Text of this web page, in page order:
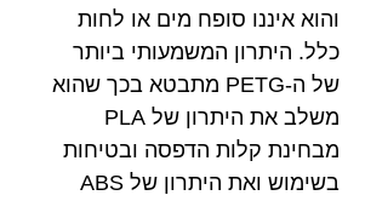
והוא איננו סופח מים או לחות
כלל. היתרון המשמעותי ביותר
של ה-PETG מתבטא בכך שהוא
משלב את היתרון של PLA
מבחינת קלות הדפסה ובטיחות
בשימוש ואת היתרון של ABS